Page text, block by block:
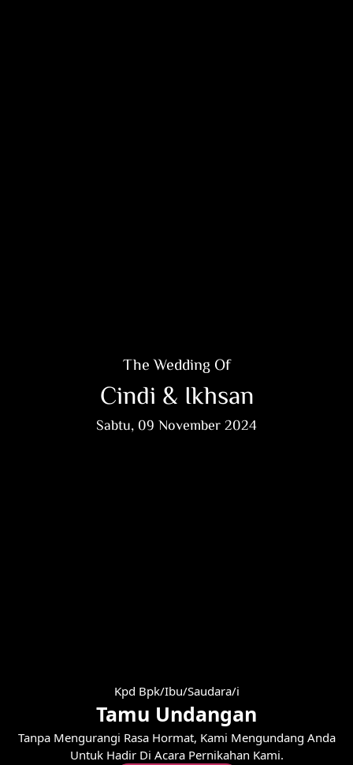
The Wedding Of
Cindi & Ikhsan
Sabtu, 09 November 2024
Kpd Bpk/Ibu/Saudara/i
Tamu Undangan
Tanpa Mengurangi Rasa Hormat, Kami Mengundang Anda
Untuk Hadir Di Acara Pernikahan Kami.